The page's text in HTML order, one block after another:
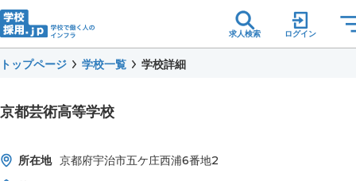
求人検索 ログイン
トップページ 学校一覧 学校詳細
京都芸術高等学校
所在地 京都府宇治市五ケ庄西浦6番地2